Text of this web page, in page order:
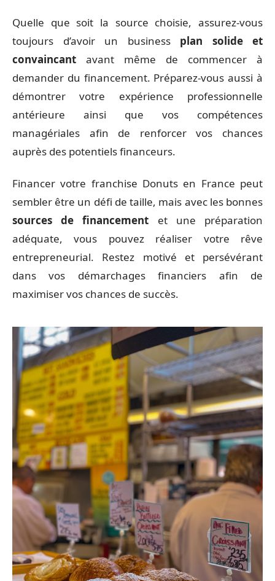
Quelle que soit la source choisie, assurez-vous
toujours d’avoir un business plan solide et
convaincant avant même de commencer à
demander du financement. Préparez-vous aussi à
démontrer votre expérience professionnelle
antérieure ainsi que vos compétences
managériales afin de renforcer vos chances
auprès des potentiels financeurs.
Financer votre franchise Donuts en France peut
sembler être un défi de taille, mais avec les bonnes
sources de financement et une préparation
adéquate, vous pouvez réaliser votre rêve
entrepreneurial. Restez motivé et persévérant
dans vos démarchages financiers afin de
maximiser vos chances de succès.